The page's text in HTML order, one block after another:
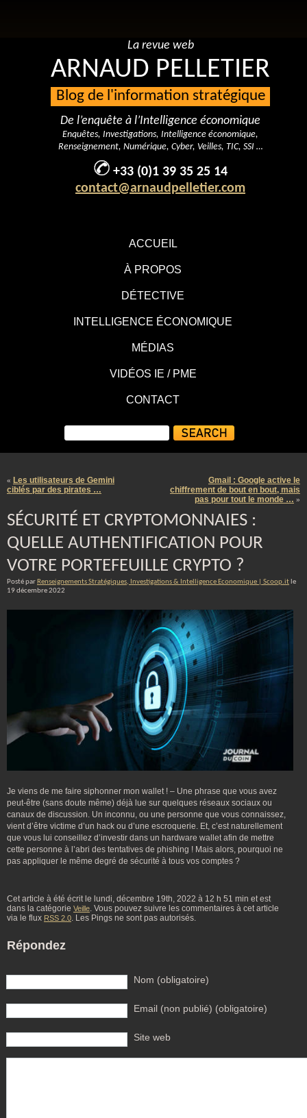
ACCUEIL
À PROPOS
DÉTECTIVE
INTELLIGENCE ÉCONOMIQUE
MÉDIAS
VIDÉOS IE / PME
CONTACT
La revue web
ARNAUD PELLETIER
Blog de l'information stratégique
De l’enquête à l’Intelligence économique
Enquêtes, Investigations, Intelligence économique,
Renseignement, Numérique, Cyber, Veilles, TIC, SSI …
+33 (0)1 39 35 25 14
contact@arnaudpelletier.com
« Les utilisateurs de Gemini
ciblés par des pirates …
Gmail : Google active le
chiffrement de bout en bout, mais
pas pour tout le monde … »
SÉCURITÉ ET CRYPTOMONNAIES :
QUELLE AUTHENTIFICATION POUR
VOTRE PORTEFEUILLE CRYPTO ?
Posté par Renseignements Stratégiques, Investigations & Intelligence Economique | Scoop.it le
19 décembre 2022
Je viens de me faire siphonner mon wallet ! – Une phrase que vous avez
peut-être (sans doute même) déjà lue sur quelques réseaux sociaux ou
canaux de discussion. Un inconnu, ou une personne que vous connaissez,
vient d’être victime d’un hack ou d’une escroquerie. Et, c’est naturellement
que vous lui conseillez d’investir dans un hardware wallet afin de mettre
cette personne à l’abri des tentatives de phishing ! Mais alors, pourquoi ne
pas appliquer le même degré de sécurité à tous vos comptes ?
Cet article à été écrit le lundi, décembre 19th, 2022 à 12 h 51 min et est
dans la catégorie Veille. Vous pouvez suivre les commentaires à cet article
via le flux RSS 2.0. Les Pings ne sont pas autorisés.
Répondez
Nom (obligatoire)
Email (non publié) (obligatoire)
Site web